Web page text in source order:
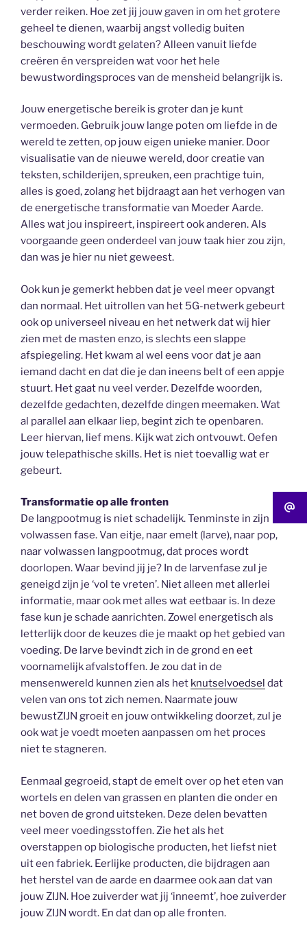
verder reiken. Hoe zet jij jouw gaven in om het grotere
geheel te dienen, waarbij angst volledig buiten
beschouwing wordt gelaten? Alleen vanuit liefde
creëren én verspreiden wat voor het hele
bewustwordingsproces van de mensheid belangrijk is.
Jouw energetische bereik is groter dan je kunt
vermoeden. Gebruik jouw lange poten om liefde in de
wereld te zetten, op jouw eigen unieke manier. Door
visualisatie van de nieuwe wereld, door creatie van
teksten, schilderijen, spreuken, een prachtige tuin,
alles is goed, zolang het bijdraagt aan het verhogen van
de energetische transformatie van Moeder Aarde.
Alles wat jou inspireert, inspireert ook anderen. Als
voorgaande geen onderdeel van jouw taak hier zou zijn,
dan was je hier nu niet geweest.
Ook kun je gemerkt hebben dat je veel meer opvangt
dan normaal. Het uitrollen van het 5G-netwerk gebeurt
ook op universeel niveau en het netwerk dat wij hier
zien met de masten enzo, is slechts een slappe
afspiegeling. Het kwam al wel eens voor dat je aan
iemand dacht en dat die je dan ineens belt of een appje
stuurt. Het gaat nu veel verder. Dezelfde woorden,
dezelfde gedachten, dezelfde dingen meemaken. Wat
al parallel aan elkaar liep, begint zich te openbaren.
Leer hiervan, lief mens. Kijk wat zich ontvouwt. Oefen
jouw telepathische skills. Het is niet toevallig wat er
gebeurt.
Transformatie op alle fronten
De langpootmug is niet schadelijk. Tenminste in zijn
volwassen fase. Van eitje, naar emelt (larve), naar pop,
naar volwassen langpootmug, dat proces wordt
doorlopen. Waar bevind jij je? In de larvenfase zul je
geneigd zijn je ‘vol te vreten’. Niet alleen met allerlei
informatie, maar ook met alles wat eetbaar is. In deze
fase kun je schade aanrichten. Zowel energetisch als
letterlijk door de keuzes die je maakt op het gebied van
voeding. De larve bevindt zich in de grond en eet
voornamelijk afvalstoffen. Je zou dat in de
mensenwereld kunnen zien als het knutselvoedsel dat
velen van ons tot zich nemen. Naarmate jouw
bewustZIJN groeit en jouw ontwikkeling doorzet, zul je
ook wat je voedt moeten aanpassen om het proces
niet te stagneren.
Eenmaal gegroeid, stapt de emelt over op het eten van
wortels en delen van grassen en planten die onder en
net boven de grond uitsteken. Deze delen bevatten
veel meer voedingsstoffen. Zie het als het
overstappen op biologische producten, het liefst niet
uit een fabriek. Eerlijke producten, die bijdragen aan
het herstel van de aarde en daarmee ook aan dat van
jouw ZIJN. Hoe zuiverder wat jij ‘inneemt’, hoe zuiverder
jouw ZIJN wordt. En dat dan op alle fronten.